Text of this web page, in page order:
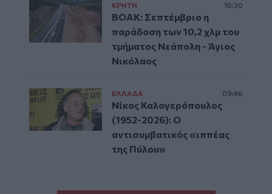
ΚΡΗΤΗ 10:30
ΒΟΑΚ: Σεπτέμβριο η
παράδοση των 10,2 χλμ του
τμήματος Νεάπολη - Άγιος
Νικόλαος
ΕΛΛAΔΑ 09:46
Νίκος Καλογερόπουλος
(1952-2026): O
αντισυμβατικός «ιππέας
της Πύλου»